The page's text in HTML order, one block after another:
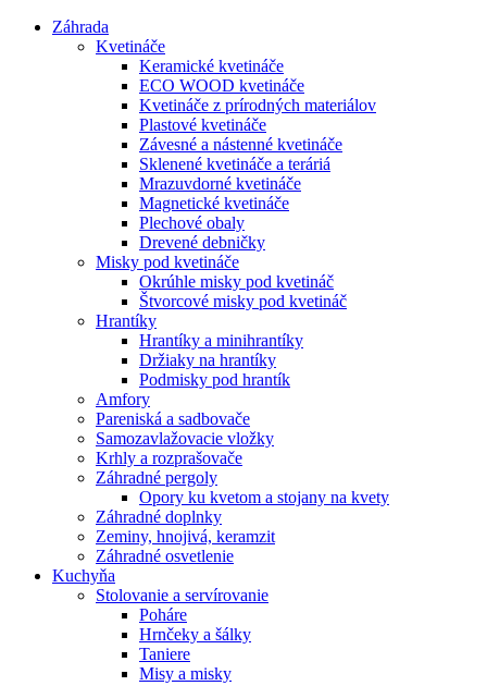
Záhrada
Kvetináče
Keramické kvetináče
ECO WOOD kvetináče
Kvetináče z prírodných materiálov
Plastové kvetináče
Závesné a nástenné kvetináče
Sklenené kvetináče a teráriá
Mrazuvdorné kvetináče
Magnetické kvetináče
Plechové obaly
Drevené debničky
Misky pod kvetináče
Okrúhle misky pod kvetináč
Štvorcové misky pod kvetináč
Hrantíky
Hrantíky a minihrantíky
Držiaky na hrantíky
Podmisky pod hrantík
Amfory
Pareniská a sadbovače
Samozavlažovacie vložky
Krhly a rozprašovače
Záhradné pergoly
Opory ku kvetom a stojany na kvety
Záhradné doplnky
Zeminy, hnojivá, keramzit
Záhradné osvetlenie
Kuchyňa
Stolovanie a servírovanie
Poháre
Hrnčeky a šálky
Taniere
Misy a misky